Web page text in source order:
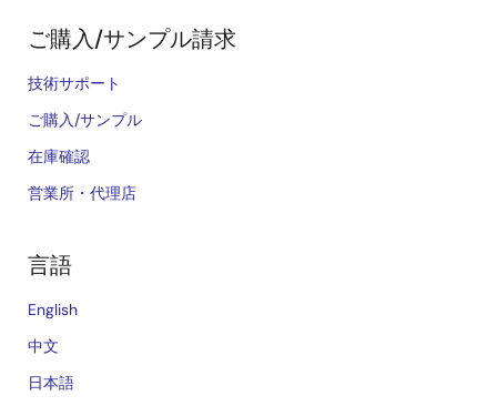
ご購入/サンプル請求
技術サポート
ご購入/サンプル
在庫確認
営業所・代理店
言語
English
中文
日本語